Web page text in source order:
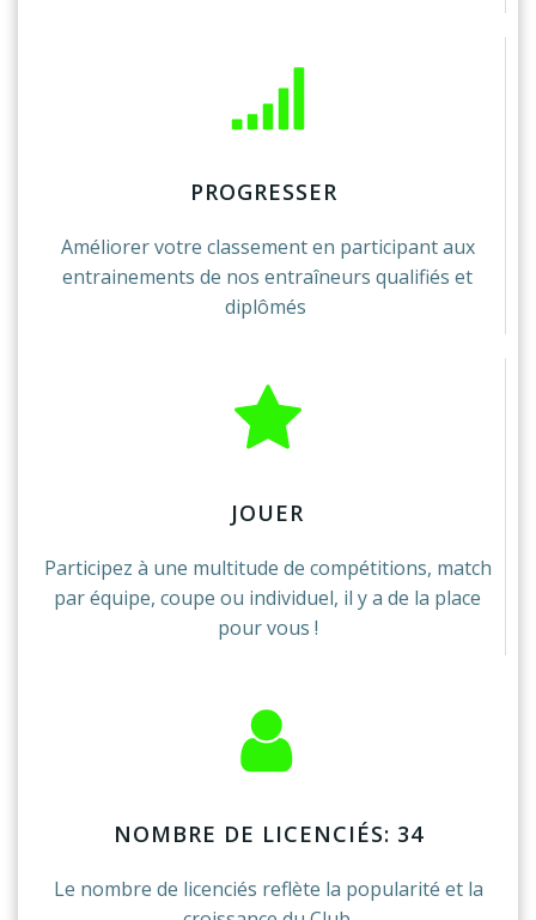
PROGRESSER
Améliorer votre classement en participant aux
entrainements de nos entraîneurs qualifiés et
diplômés
JOUER
Participez à une multitude de compétitions, match
par équipe, coupe ou individuel, il y a de la place
pour vous !
NOMBRE DE LICENCIÉS: 34
Le nombre de licenciés reflète la popularité et la